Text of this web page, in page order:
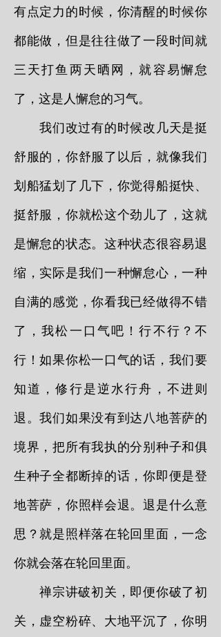
有点定力的时候，你清醒的时候你
都能做，但是往往做了一段时间就
三天打鱼两天晒网，就容易懈怠
了，这是人懈怠的习气。
我们改过有的时候改几天是挺
舒服的，你舒服了以后，就像我们
划船猛划了几下，你觉得船挺快、
挺舒服，你就松这个劲儿了，这就
是懈怠的状态。这种状态很容易退
缩，实际是我们一种懈怠心，一种
自满的感觉，你看我已经做得不错
了，我松一口气吧！行不行？不
行！如果你松一口气的话，我们要
知道，修行是逆水行舟，不进则
退。我们如果没有到达八地菩萨的
境界，把所有我执的分别种子和俱
生种子全都断掉的话，你即便是登
地菩萨，你照样会退。退是什么意
思？就是照样落在轮回里面，一念
你就会落在轮回里面。
禅宗讲破初关，即便你破了初
关，虚空粉碎、大地平沉了，你明